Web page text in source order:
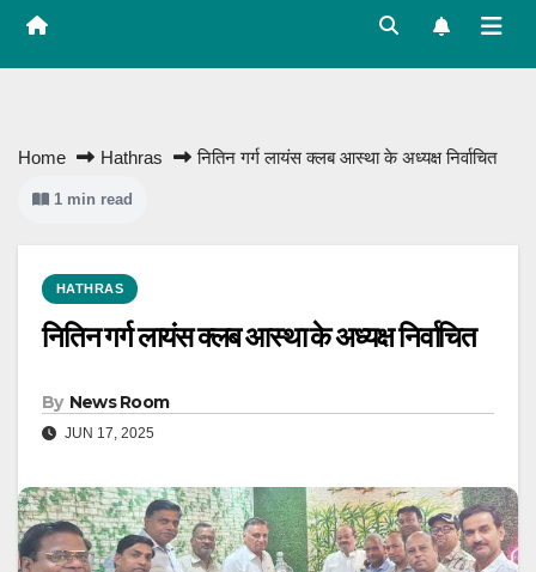
Home Hathras नितिन गर्ग लायंस क्लब आस्था के अध्यक्ष निर्वाचित
1 min read
HATHRAS
नितिन गर्ग लायंस क्लब आस्था के अध्यक्ष निर्वाचित
By News Room
JUN 17, 2025